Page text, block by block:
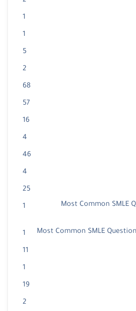
1
1
5
2
68
57
16
4
46
4
25
Most Common SMLE
1
Most Common SMLE
1
11
1
19
2